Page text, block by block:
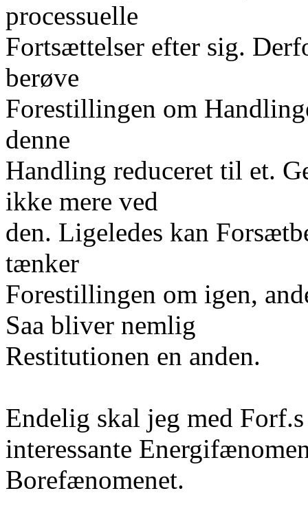
processuelle
Fortsættelser efter sig.
berøve
Forestillingen om
denne
Handling reduceret til et.
ikke mere ved
den. Ligeledes kan
tænker
Forestillingen om igen,
Saa bliver nemlig
Restitutionen en anden.
Endelig skal jeg med
interessante
Borefænomenet.